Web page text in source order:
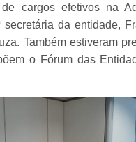
cargos efetivos na
da entidade,
Também estiveram
o Fórum das